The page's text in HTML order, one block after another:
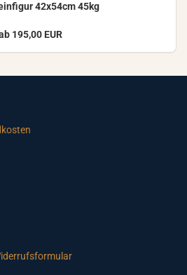
42x54cm 45kg
195,00 EUR